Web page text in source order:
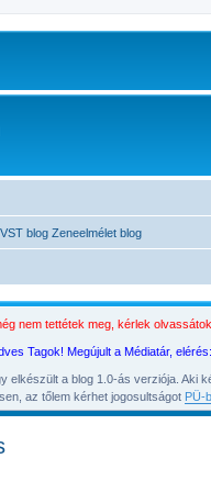
VST blog Zeneelmélet blog
nem tettétek meg, kérlek
Tagok! Megújult a Médiatár, elérés:
elkészült a blog 1.0-ás verziója.
az tőlem kérhet jogosultságot PÜ-